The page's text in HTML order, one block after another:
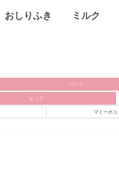
おしりふき ミルク
パンツ
ビッグ
マミーポコ